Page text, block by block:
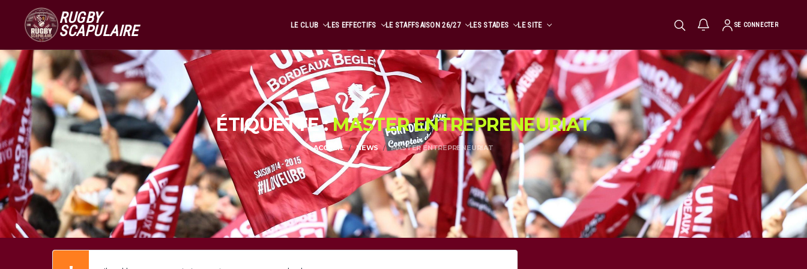
RUGBY
SCAPULAIRE LE CLUB LES EFFECTIFS LE STAFFSAISON 26/27 LES STADES LE SITE SE CONNECTER
ÉTIQUETTE :MASTER ENTREPRENEURIAT
ACCUEIL NEWS MASTER ENTREPRENEURIAT